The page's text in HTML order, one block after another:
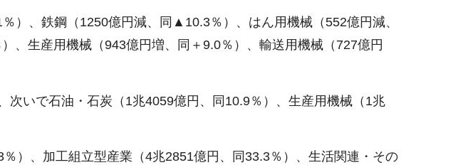
）、鉄鋼（1250億円減、同▲10.3％）、はん用機械（552億円減、
、生産用機械（943億円増、同＋9.0％）、輸送用機械（727億円
いで石油・石炭（1兆4059億円、同10.9％）、生産用機械（1兆
）、加工組立型産業（4兆2851億円、同33.3％）、生活関連・その